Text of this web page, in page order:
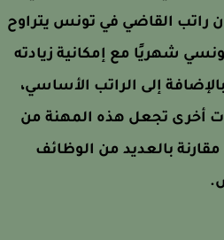
القاضي في تونس يتراوح
دينار تونسي شهريًا مع إمكانية زيادته
إلى الراتب الأساسي،
أخرى تجعل هذه المهنة من
بالعديد من الوظائف